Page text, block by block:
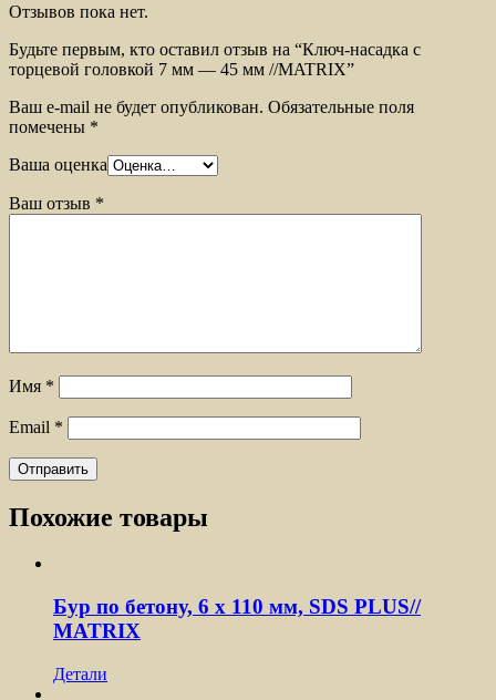
Отзывов пока нет.
Будьте первым, кто оставил отзыв на “Ключ-насадка с
торцевой головкой 7 мм — 45 мм //MATRIX”
Ваш e-mail не будет опубликован. Обязательные поля
помечены *
Ваша оценка
Ваш отзыв *
Имя *
Email *
Похожие товары
Бур по бетону, 6 x 110 мм, SDS PLUS//
MATRIX
Детали